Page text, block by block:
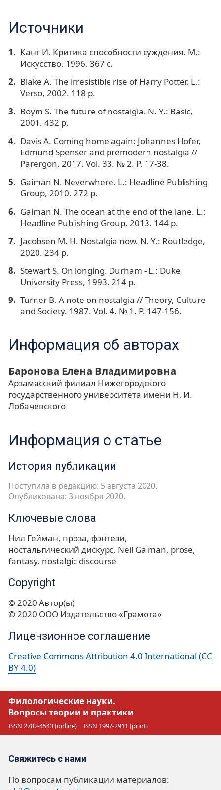
Источники
Кант И. Критика способности суждения. М.:
Искусство, 1996. 367 с.
Blake A. The irresistible rise of Harry Potter. L.:
Verso, 2002. 118 p.
Boym S. The future of nostalgia. N. Y.: Basic,
2001. 432 p.
Davis A. Coming home again: Johannes Hofer,
Edmund Spenser and premodern nostalgia //
Parergon. 2017. Vol. 33. № 2. P. 17-38.
Gaiman N. Neverwhere. L.: Headline Publishing
Group, 2010. 272 p.
Gaiman N. The ocean at the end of the lane. L.:
Headline Publishing Group, 2013. 144 p.
Jacobsen M. H. Nostalgia now. N. Y.: Routledge,
2020. 234 p.
Stewart S. On longing. Durham - L.: Duke
University Press, 1993. 214 p.
Turner B. A note on nostalgia // Theory, Culture
and Society. 1987. Vol. 4. № 1. P. 147-156.
Информация об авторах
Баронова Елена Владимировна
Арзамасский филиал Нижегородского
государственного университета имени Н. И.
Лобачевского
Информация о статье
История публикации
Поступила в редакцию: 5 августа 2020.
Опубликована: 3 ноября 2020.
Ключевые слова
Нил Гейман проза фэнтези
ностальгический дискурс Neil Gaiman prose
fantasy nostalgic discourse
Copyright
© 2020 Автор(ы)
© 2020 ООО Издательство «Грамота»
Лицензионное соглашение
Creative Commons Attribution 4.0 International (CC
BY 4.0)
Филологические науки.
Вопросы теории и практики
ISSN 2782-4543 (online) ISSN 1997-2911 (print)
Свяжитесь с нами
По вопросам публикации материалов: